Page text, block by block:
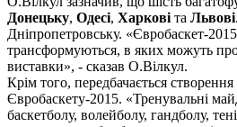
Донецьку, Одесі, Харкові та Львові
Дніпропетровську. «Євробаскет-
трансформуються, в яких можуть
виставки», - сказав О.Вілкул.
Крім того, передбачається
Євробаскету-2015. «Тренувальні
баскетболу, волейболу, гандболу,